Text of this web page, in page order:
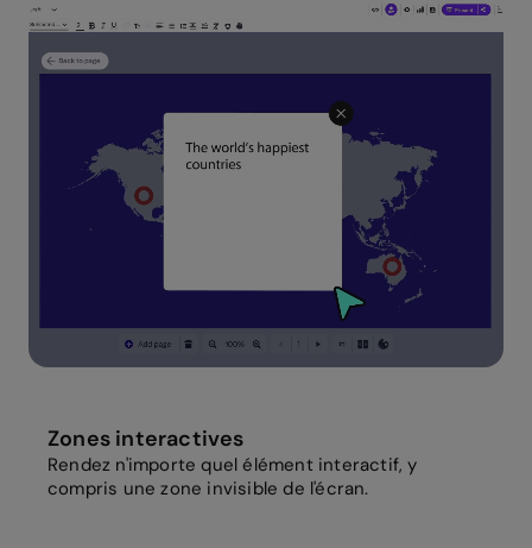
Zones interactives
Rendez n'importe quel élément interactif, y
compris une zone invisible de l'écran.